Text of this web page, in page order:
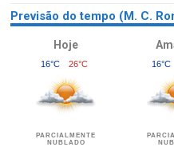
Previsão do tempo (M. C.
Hoje
16°C 26°C
PARCIALMENTE
NUBLADO
16°C